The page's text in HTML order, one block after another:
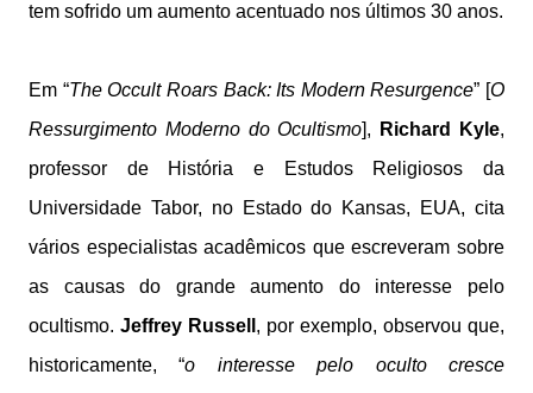
tem sofrido um aumento acentuado nos últimos 30 anos.
Em “The Occult Roars Back: Its Modern Resurgence” [O
Ressurgimento Moderno do Ocultismo], Richard Kyle,
professor de História e Estudos Religiosos da
Universidade Tabor, no Estado do Kansas, EUA, cita
vários especialistas acadêmicos que escreveram sobre
as causas do grande aumento do interesse pelo
ocultismo. Jeffrey Russell , por exemplo, observou que,
historicamente, “o interesse pelo oculto cresce